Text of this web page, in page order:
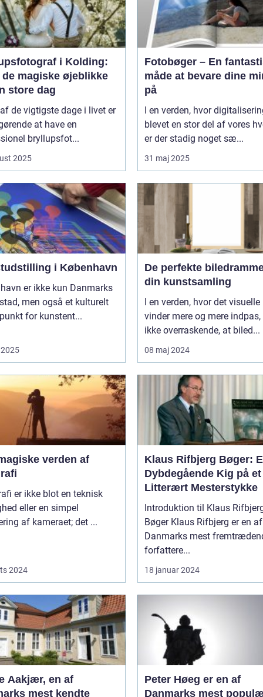
i Kolding:
de magiske øjeblikke
store dag
de vigtigste dage i livet er
at have en
bryllupsfot...
2025
Fotobøger – En
måde at bevare dine
på
I en verden, hvor
blevet en stor del af vores
er der stadig noget sæ...
31 maj 2025
i København
er ikke kun Danmarks
men også et kulturelt
for kunstent...
De perfekte
din kunstsamling
I en verden, hvor det
vinder mere og mere indpas,
ikke overraskende, at biled...
08 maj 2024
verden af
er ikke blot en teknisk
eller en simpel
af kameraet; det ...
2024
Klaus Rifbjerg Bøger:
Dybdegående Kig på et
Litterært Mesterstykke
Introduktion til Klaus
Bøger Klaus Rifbjerg er en af
Danmarks mest
forfattere...
18 januar 2024
Aakjær, en af
mest kendte
Peter Høeg er en af
Danmarks mest